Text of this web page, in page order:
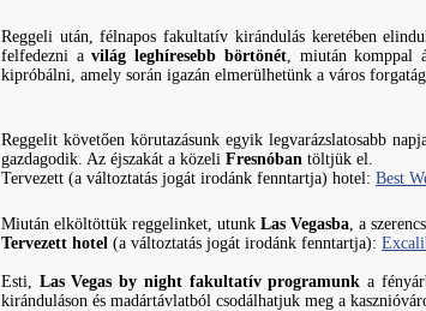
Reggeli után, félnapos fakultatív kirándulás keretében
felfedezni avilág leghíresebb börtönét, miután komppal
kipróbálni, amely során igazán elmerülhetünk a város
Reggelit követően körutazásunk egyik legvarázslatosabb
gazdagodik. Az éjszakát a közeli Fresnóban töltjük el.
Tervezett (a változtatás jogát irodánk fenntartja) hotel: Best
Miután elköltöttük reggelinket, utunk Las Vegasba, a
Tervezett hotel (a változtatás jogát irodánk fenntartja):
Esti, Las Vegas by night fakultatív programunk a
kiránduláson és madártávlatból csodálhatjuk meg a